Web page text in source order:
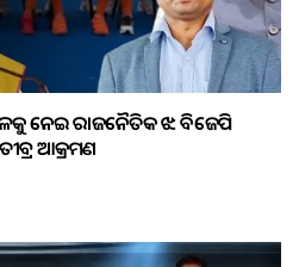
ନେଇ ରାଜନୈତିକ ଝଡ଼: ବିଜେପି
ଆକ୍ରମଣ